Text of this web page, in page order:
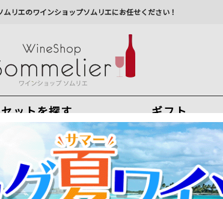
リエのワインショップソムリエにお任せください！
ットを探す ギフト
から注文で最短8月8日(土)出荷
スケジュールについてはこちらをクリ
遅れが生じております。最新情報は佐川急